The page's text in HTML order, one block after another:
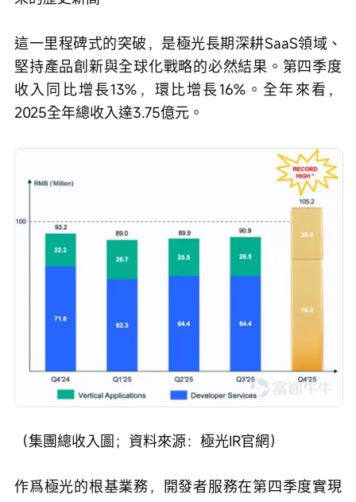
這一里程碑式的突破，是極光長期深耕SaaS領域、
堅持產品創新與全球化戰略的必然結果。第四季度
收入同比增長13%，環比增長16%。全年來看，
2025全年總收入達3.75億元。
（集團總收入圖；資料來源：極光IR官網）
作爲極光的根基業務，開發者服務在第四季度實現